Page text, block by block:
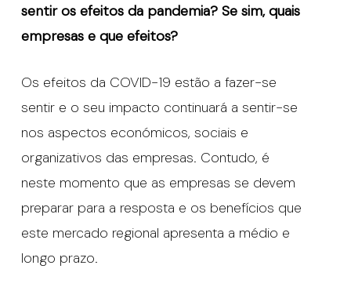
sentir os efeitos da pandemia? Se sim, quais
empresas e que efeitos?
Os efeitos da COVID-19 estão a fazer-se
sentir e o seu impacto continuará a sentir-se
nos aspectos económicos, sociais e
organizativos das empresas. Contudo, é
neste momento que as empresas se devem
preparar para a resposta e os benefícios que
este mercado regional apresenta a médio e
longo prazo.